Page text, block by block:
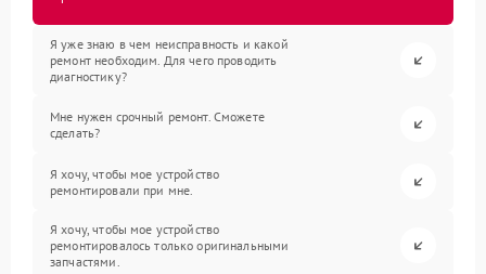
Я уже знаю в чем неисправность и какой
ремонт необходим. Для чего проводить
диагностику?
Мне нужен срочный ремонт. Сможете
сделать?
Я хочу, чтобы мое устройство
ремонтировали при мне.
Я хочу, чтобы мое устройство
ремонтировалось только оригинальными
запчастями.